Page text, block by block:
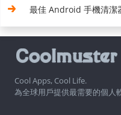
最佳 Android 手機清潔
Cool Apps, Cool Life.
為全球用戶提供最需要的個人